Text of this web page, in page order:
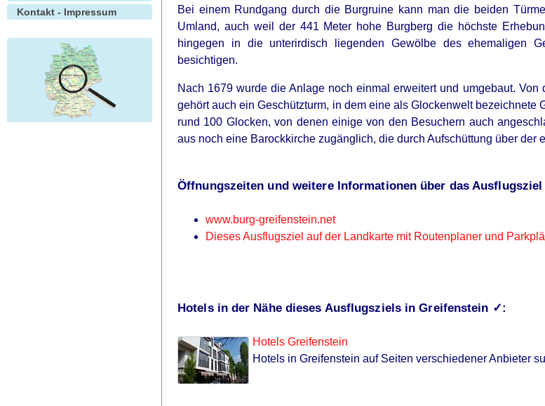
Bei einem Rundgang durch die Burgruine kann man die beiden
Umland, auch weil der 441 Meter hohe Burgberg die höchste
hingegen in die unterirdisch liegenden Gewölbe des ehemaligen
besichtigen.
Nach 1679 wurde die Anlage noch einmal erweitert und umgebaut.
gehört auch ein Geschützturm, in dem eine als Glockenwelt
rund 100 Glocken, von denen einige von den Besuchern auch
aus noch eine Barockkirche zugänglich, die durch Aufschüttung über der
Öffnungszeiten und weitere Informationen über das
www.burg-greifenstein.net
Dieses Ausflugsziel auf der Landkarte mit Routenplaner und
Hotels in der Nähe dieses Ausflugsziels in Greifenstein ✓:
Hotels Greifenstein
Hotels in Greifenstein auf Seiten verschiedener Anbieter
Kontakt - Impressum